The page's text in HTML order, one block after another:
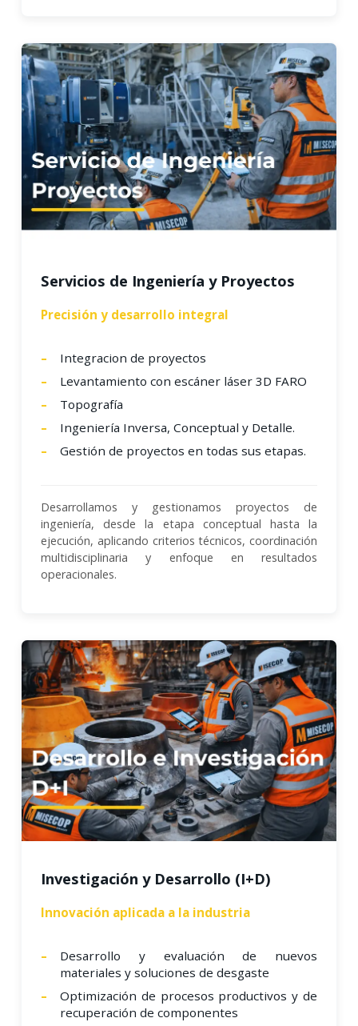
Servicios de Ingeniería y Proyectos
Precisión y desarrollo integral
Integracion de proyectos
Levantamiento con escáner láser 3D FARO
Topografía
Ingeniería Inversa, Conceptual y Detalle.
Gestión de proyectos en todas sus etapas.
Desarrollamos y gestionamos proyectos de
ingeniería, desde la etapa conceptual hasta la
ejecución, aplicando criterios técnicos, coordinación
multidisciplinaria y enfoque en resultados
operacionales.
Investigación y Desarrollo (I+D)
Innovación aplicada a la industria
Desarrollo y evaluación de nuevos
materiales y soluciones de desgaste
Optimización de procesos productivos y de
recuperación de componentes